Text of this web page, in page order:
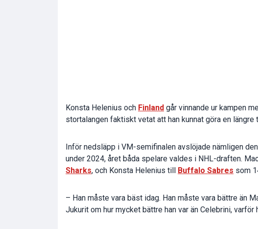
Konsta Helenius och Finland går vinnande ur kampen
stortalangen faktiskt vetat att han kunnat göra en längre
Inför nedsläpp i VM-semifinalen avslöjade nämligen
under 2024, året båda spelare valdes i NHL-draften.
Sharks, och Konsta Helenius till Buffalo Sabres som
– Han måste vara bäst idag. Han måste vara bättre än
Jukurit om hur mycket bättre han var än Celebrini, varför